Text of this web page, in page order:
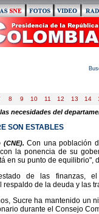
B
8 9 10 11 12 13 14
necesidades del
SON ESTABLES
(CNE). Con una población
la ponencia de su
en su punto de equilibrio",
de las finanzas,
respaldo de la deuda y las
Sucre ha mantenido un
durante el Consejo